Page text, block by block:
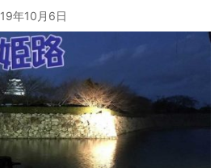
年10月6日